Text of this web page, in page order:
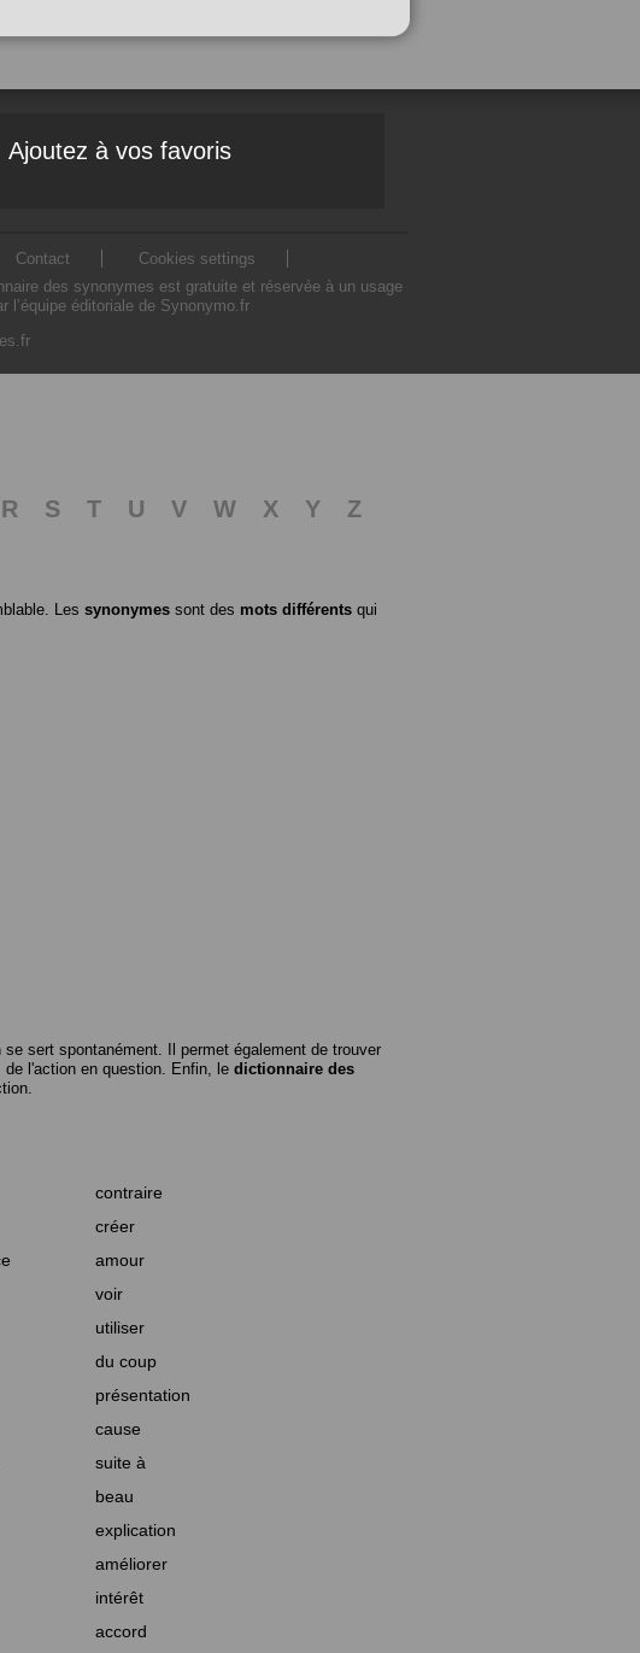
Ajoutez à vos favoris
Contact
Cookies settings
des synonymes est gratuite et réservée à un usage
éditoriale de Synonymo.fr
R S T U V W X Y
Z
Les synonymes sont des mots différents qui
sert spontanément. Il permet également de trouver
l'action en question. Enfin, le dictionnaire des
contraire
créer
amour
voir
utiliser
du coup
présentation
cause
suite à
beau
explication
améliorer
intérêt
accord